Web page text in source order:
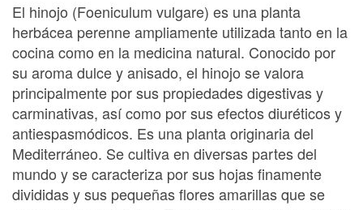
El hinojo (Foeniculum vulgare) es una planta
herbácea perenne ampliamente utilizada tanto en la
cocina como en la medicina natural. Conocido por
su aroma dulce y anisado, el hinojo se valora
principalmente por sus propiedades digestivas y
carminativas, así como por sus efectos diuréticos y
antiespasmódicos. Es una planta originaria del
Mediterráneo. Se cultiva en diversas partes del
mundo y se caracteriza por sus hojas finamente
divididas y sus pequeñas flores amarillas que se